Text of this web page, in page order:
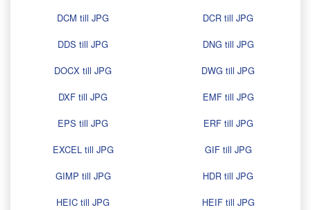
DCM till JPG
DCR till JPG
DDS till JPG
DNG till JPG
DOCX till JPG
DWG till JPG
DXF till JPG
EMF till JPG
EPS till JPG
ERF till JPG
EXCEL till JPG
GIF till JPG
GIMP till JPG
HDR till JPG
HEIC till JPG
HEIF till JPG